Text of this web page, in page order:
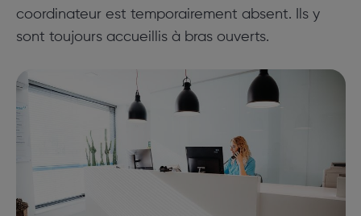
coordinateur est temporairement absent. Ils y
sont toujours accueillis à bras ouverts.